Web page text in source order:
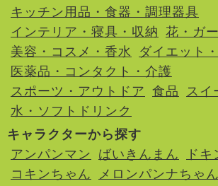
キッチン用品・食器・調理器具
インテリア・寝具・収納 花・ガ
美容・コスメ・香水
ダイエット
医薬品・コンタクト・介護
スポーツ・アウトドア 食品
スイ
水・ソフトドリンク
キャラクターから探す
アンパンマン
ばいきんまん
ド
コキンちゃん
メロンパンナちゃん